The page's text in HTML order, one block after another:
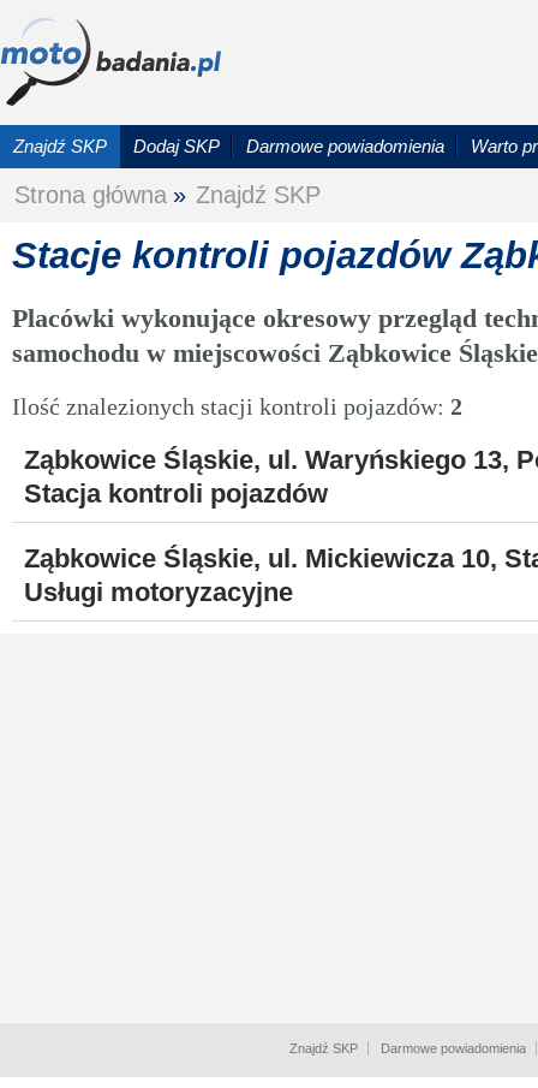
Znajdź SKP Dodaj SKP Darmowe powiadomienia Warto
Strona główna » Znajdź SKP
Stacje kontroli pojazdów
Placówki wykonujące okresowy przegląd
samochodu w miejscowości Ząbkowice Śląskie
Ilość znalezionych stacji kontroli pojazdów: 2
Ząbkowice Śląskie, ul. Waryńskiego 13,
Stacja kontroli pojazdów
Ząbkowice Śląskie, ul. Mickiewicza 10,
Usługi motoryzacyjne
Znajdź SKP Darmowe powiadomienia